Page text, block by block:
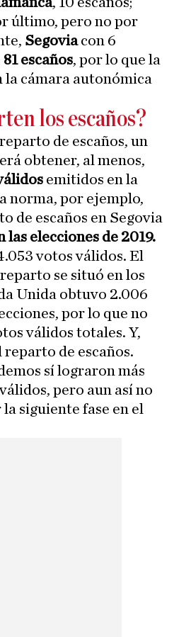
último, pero no por
Segoviacon 6
81 escaños, por lo que la
cámara autonómica
los escaños?
de escaños, un
obtener, al menos,
emitidos en la
norma, por ejemplo,
de escaños en Segovia
elecciones de 2019.
votos válidos. El
se situó en los
Unida obtuvo 2.006
por lo que no
válidos totales. Y,
de escaños.
sí lograron más
pero aun así no
siguiente fase en el